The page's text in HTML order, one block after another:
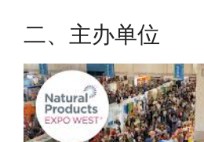
二、主办单位